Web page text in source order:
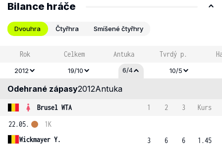
Bilance hráče
Dvouhra Čtyřhra Smíšené čtyřhry
Rok Celkem Antuka Tvrdý p.
2012 19/10 6/4 10/5
Odehrané zápasy2012Antuka
Brusel WTA 1 2 3
Kurs
22.05.
Wickmayer Y.
1K
3
6
6
1.45